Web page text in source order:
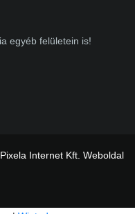
egyéb felületein is!
Internet Kft. Weboldal